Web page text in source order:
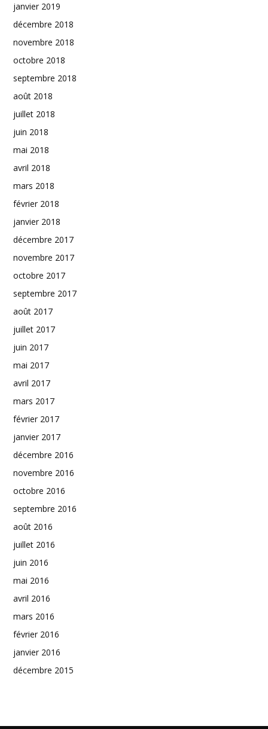
janvier 2019
décembre 2018
novembre 2018
octobre 2018
septembre 2018
août 2018
juillet 2018
juin 2018
mai 2018
avril 2018
mars 2018
février 2018
janvier 2018
décembre 2017
novembre 2017
octobre 2017
septembre 2017
août 2017
juillet 2017
juin 2017
mai 2017
avril 2017
mars 2017
février 2017
janvier 2017
décembre 2016
novembre 2016
octobre 2016
septembre 2016
août 2016
juillet 2016
juin 2016
mai 2016
avril 2016
mars 2016
février 2016
janvier 2016
décembre 2015